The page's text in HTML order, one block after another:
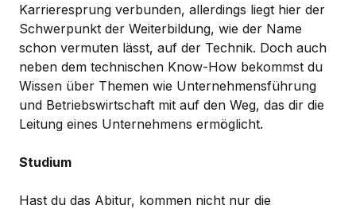
Karrieresprung verbunden, allerdings liegt hier der
Schwerpunkt der Weiterbildung, wie der Name
schon vermuten lässt, auf der Technik. Doch auch
neben dem technischen Know-How bekommst du
Wissen über Themen wie Unternehmensführung
und Betriebswirtschaft mit auf den Weg, das dir die
Leitung eines Unternehmens ermöglicht.
Studium
Hast du das Abitur, kommen nicht nur die